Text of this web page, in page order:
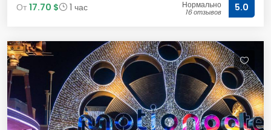
От 17.70 $ 1 час Нормально
16 отзывов 5.0